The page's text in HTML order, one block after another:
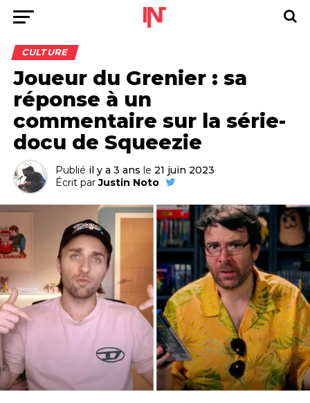
CULTURE
Joueur du Grenier : sa
réponse à un
commentaire sur la série-
docu de Squeezie
Publié il y a 3 ans le 21 juin 2023
Écrit par Justin Noto